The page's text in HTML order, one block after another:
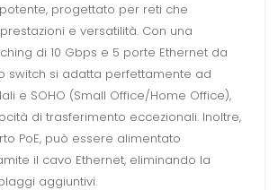
progettato per reti che
e versatilità. Con una
di 10 Gbps e 5 porte Ethernet da
switch si adatta perfettamente ad
e SOHO (Small Office/Home Office),
di trasferimento eccezionali. Inoltre,
PoE, può essere alimentato
il cavo Ethernet, eliminando la
aggiuntivi.